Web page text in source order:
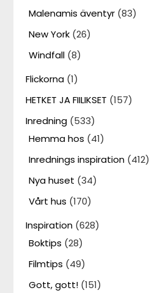
Malenamis äventyr (83)
New York (26)
Windfall (8)
Flickorna (1)
HETKET JA FIILIKSET (157)
Inredning (533)
Hemma hos (41)
Inrednings inspiration (412)
Nya huset (34)
Vårt hus (170)
Inspiration (628)
Boktips (28)
Filmtips (49)
Gott, gott! (151)